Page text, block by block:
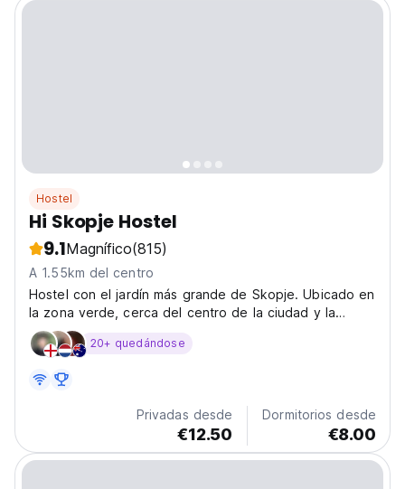
Hostel
Hi Skopje Hostel
9.1Magnífico(815)
A 1.55km del centro
Hostel con el jardín más grande de Skopje. Ubicado en
la zona verde, cerca del centro de la ciudad y la
montaña Vodno.
20+ quedándose
Privadas desde
€12.50
Dormitorios desde
€8.00